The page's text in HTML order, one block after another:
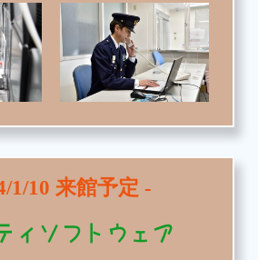
1/10 来館予定 -
ィソフトウェア